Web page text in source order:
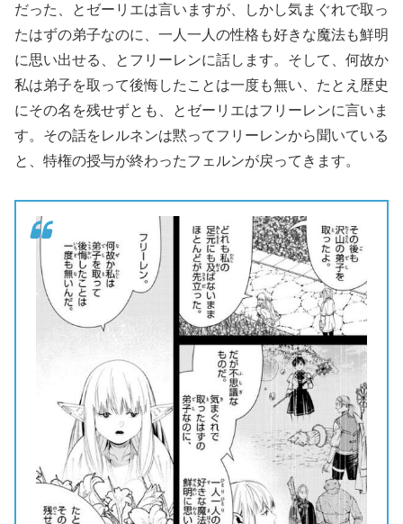
だった、とゼーリエは言いますが、しかし気まぐれで取っ
たはずの弟子なのに、一人一人の性格も好きな魔法も鮮明
に思い出せる、とフリーレンに話します。そして、何故か
私は弟子を取って後悔したことは一度も無い、たとえ歴史
にその名を残せずとも、とゼーリエはフリーレンに言いま
す。その話をレルネンは黙ってフリーレンから聞いている
と、特権の授与が終わったフェルンが戻ってきます。